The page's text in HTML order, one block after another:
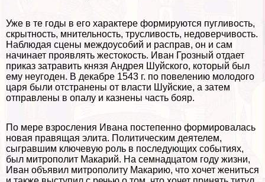
Уже в те годы в его хаpaктере формируются пугливость,
скрытность, мнительность, трусливость, недоверчивость.
Наблюдая сцены междоусобий и расправ, он и сам
начинает проявлять жестокость. Иван Грозный отдает
приказ затравить князя Андрея Шуйского, который был
ему неугоден. В декабре 1543 г. по повелению молодого
царя были отстранены от власти Шуйские, а затем
отправлены в опалу и казнены часть бояр.
По мере взросления Ивана постепенно формировалась
новая правящая элита. Политическим деятелем,
сыгравшим ключевую роль в последующих событиях,
был митрополит Макарий. На семнадцатом году жизни,
Иван объявил митрополиту Макарию, что хочет жениться